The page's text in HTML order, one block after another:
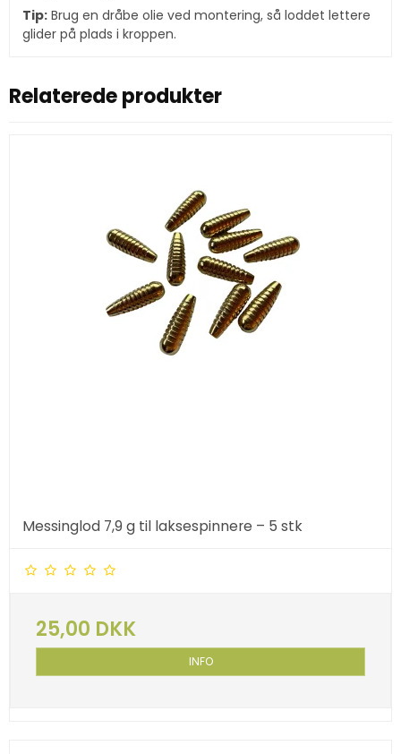
Tip: Brug en dråbe olie ved montering, så loddet lettere
glider på plads i kroppen.
Relaterede produkter
Messinglod 7,9 g til laksespinnere – 5 stk
25,00 DKK
INFO